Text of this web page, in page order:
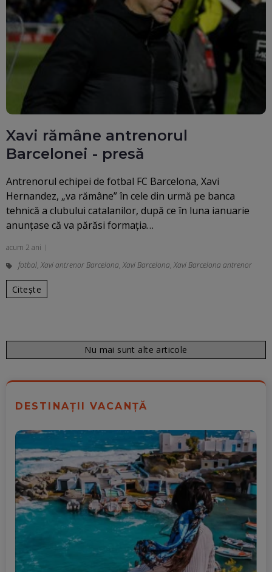
Xavi rămâne antrenorul
Barcelonei - presă
Antrenorul echipei de fotbal FC Barcelona, Xavi
Hernandez, „va rămâne” în cele din urmă pe banca
tehnică a clubului catalanilor, după ce în luna ianuarie
anunţase că va părăsi formaţia…
acum 2 ani
fotbal,Xavi antrenor Barcelona,Xavi Barcelona,Xavi Barcelona antrenor
Citește
Nu mai sunt alte articole
DESTINAȚII VACANȚĂ